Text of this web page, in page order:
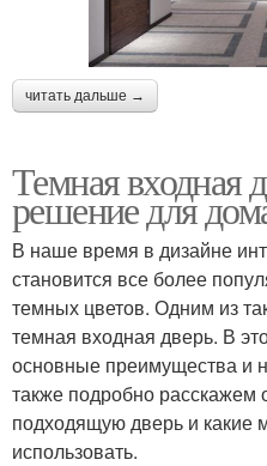
читать дальше →
Темная входная
решение для
В наше время в дизайне
становится все более
темных цветов. Одним из
темная входная дверь. В
основные преимущества и
также подробно расскажем
подходящую дверь и какие
использовать.